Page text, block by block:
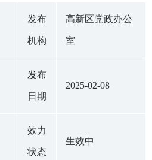
发布
机构
高新区党政办公
室
发布
日期
2025-02-08
效力
状态
生效中